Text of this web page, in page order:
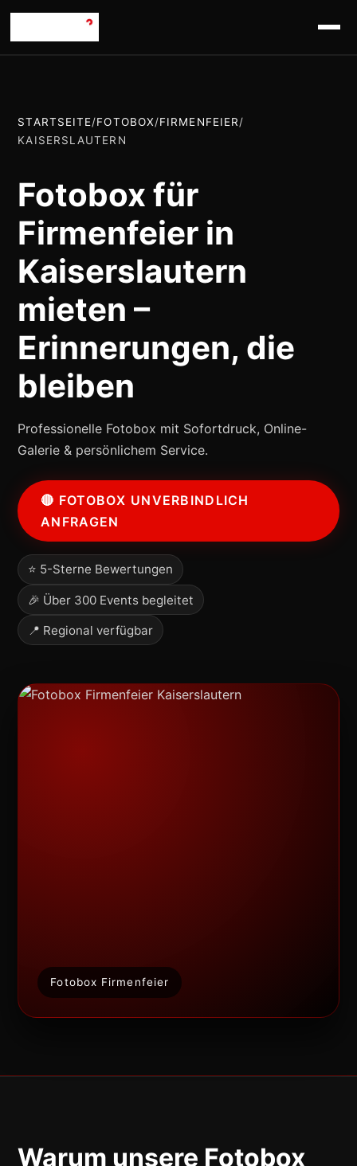
STARTSEITE/FOTOBOX/FIRMENFEIER/
KAISERSLAUTERN
Fotobox für
Firmenfeier in
Kaiserslautern
mieten –
Erinnerungen, die
bleiben
Professionelle Fotobox mit Sofortdruck, Online-
Galerie & persönlichem Service.
🔴 FOTOBOX UNVERBINDLICH
ANFRAGEN
⭐ 5-Sterne Bewertungen
🎉 Über 300 Events begleitet
📍 Regional verfügbar
Fotobox Firmenfeier
Warum unsere Fotobox